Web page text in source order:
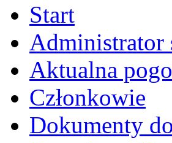
Start
Administrator
Aktualna
Członkowie
Dokumenty